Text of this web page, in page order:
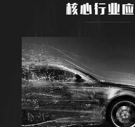
核心行业